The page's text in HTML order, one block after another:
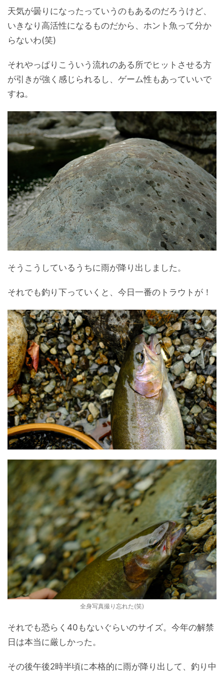
天気が曇りになったっていうのもあるのだろうけど、
いきなり高活性になるものだから、ホント魚って分か
らないわ(笑)
それやっぱりこういう流れのある所でヒットさせる方
が引きが強く感じられるし、ゲーム性もあっていいで
すね。
そうこうしているうちに雨が降り出しました。
それでも釣り下っていくと、今日一番のトラウトが！
全身写真撮り忘れた(笑)
それでも恐らく40もないぐらいのサイズ。今年の解禁
日は本当に厳しかった。
その後午後2時半頃に本格的に雨が降り出して、釣り中